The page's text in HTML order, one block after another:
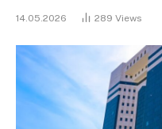
14.05.2026 289 Views